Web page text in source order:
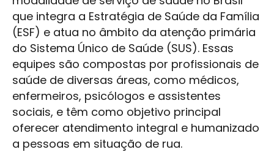
que integra a Estratégia de Saúde da Família
(ESF) e atua no âmbito da atenção primária
do Sistema Único de Saúde (SUS). Essas
equipes são compostas por profissionais de
saúde de diversas áreas, como médicos,
enfermeiros, psicólogos e assistentes
sociais, e têm como objetivo principal
oferecer atendimento integral e humanizado
a pessoas em situação de rua.